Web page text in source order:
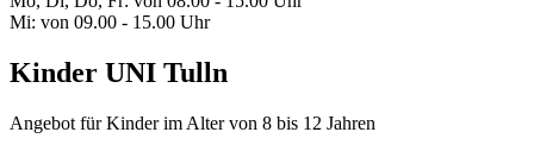
Mi: von 09.00 - 15.00 Uhr
Kinder UNI Tulln
Angebot für Kinder im Alter von 8 bis 12 Jahren